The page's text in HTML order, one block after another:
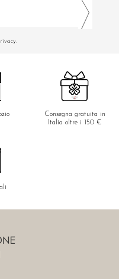
Consegna gratuita in
Italia oltre i 150 €